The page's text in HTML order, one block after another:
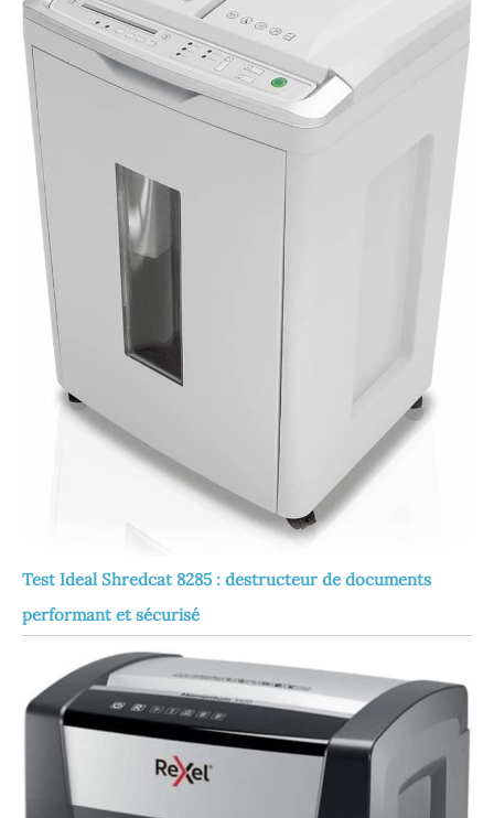
Test Ideal Shredcat 8285 : destructeur de documents
performant et sécurisé